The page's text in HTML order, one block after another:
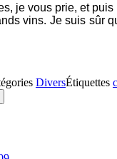
je vous prie, et
vins. Je suis sûr
DiversÉtiquettes